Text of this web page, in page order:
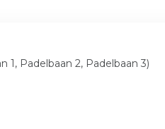
1, Padelbaan 2, Padelbaan 3)